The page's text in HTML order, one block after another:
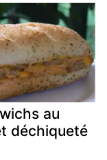
au
déchiqueté